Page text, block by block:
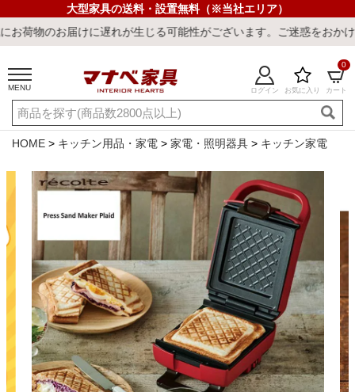
大型家具の送料・設置無料（※当社エリア）
に遅れが生じる可能性がございます。ご迷惑をおかけしまして誠に
MENU ログイン お気に入り カート
0
ご利用ガイド 新規会員登録
店舗一覧 閲覧履歴
キーワード・商品番号で探す
最短発送 冷感ラグ 冷感寝具 ワークデスク ウィルトンラ
HOME キッチン用品・家電 家電・照明器具 キッチン家電